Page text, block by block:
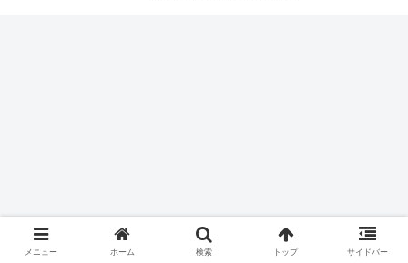
メニュー ホーム 検索 トップ サイドバー